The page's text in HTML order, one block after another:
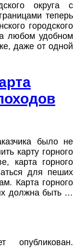
округа с
теперь
городского
любом удобном
даже от одной
было не
карту горного
карта горного
для пеших
Карта горного
должна быть …